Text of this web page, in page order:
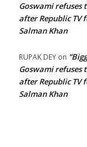
Goswami refuses
after Republic TV
Salman Khan
RUPAK DEY on
Goswami refuses
after Republic TV
Salman Khan